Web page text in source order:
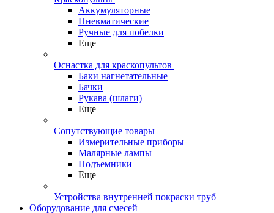
Аккумуляторные
Пневматические
Ручные для побелки
Еще
Оснастка для краскопультов
Баки нагнетательные
Бачки
Рукава (шлаги)
Еще
Сопутствующие товары
Измерительные приборы
Малярные лампы
Подъемники
Еще
Устройства внутренней покраски труб
Оборудование для смесей